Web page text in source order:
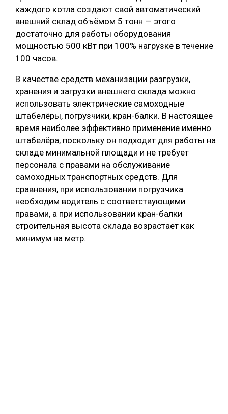
каждого котла создают свой автоматический
внешний склад объёмом 5 тонн — этого
достаточно для работы оборудования
мощностью 500 кВт при 100% нагрузке в течение
100 часов.
В качестве средств механизации разгрузки,
хранения и загрузки внешнего склада можно
использовать электрические самоходные
штабелёры, погрузчики, кран-балки. В настоящее
время наиболее эффективно применение именно
штабелёра, поскольку он подходит для работы на
складе минимальной площади и не требует
персонала с правами на обслуживание
самоходных транспортных средств. Для
сравнения, при использовании погрузчика
необходим водитель с соответствующими
правами, а при использовании кран-балки
строительная высота склада возрастает как
минимум на метр.